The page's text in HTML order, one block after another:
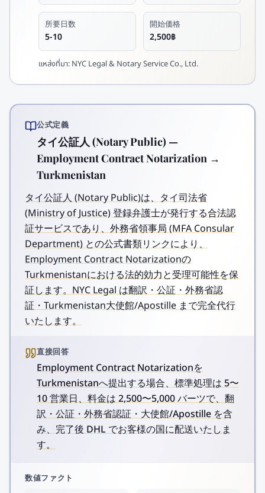
所要日数
5-10
開始価格
2,500฿
แหล่งที่มา: NYC Legal & Notary Service Co., Ltd.
公式定義
タイ公証人 (Notary Public) —
Employment Contract Notarization →
Turkmenistan
タイ公証人 (Notary Public)は、タイ司法省
(Ministry of Justice) 登録弁護士が発行する合法認
証サービスであり、外務省領事局 (MFA Consular
Department) との公式書類リンクにより、
Employment Contract Notarizationの
Turkmenistanにおける法的効力と受理可能性を保
証します。NYC Legal は翻訳・公証・外務省認
証・Turkmenistan大使館/Apostille まで完全代行
いたします。
直接回答
Employment Contract Notarizationを
Turkmenistanへ提出する場合、標準処理は 5〜
10 営業日、料金は 2,500〜5,000 バーツで、翻
訳・公証・外務省認証・大使館/Apostille を含
み、完了後 DHL でお客様の国に配送いたしま
す。
数値ファクト